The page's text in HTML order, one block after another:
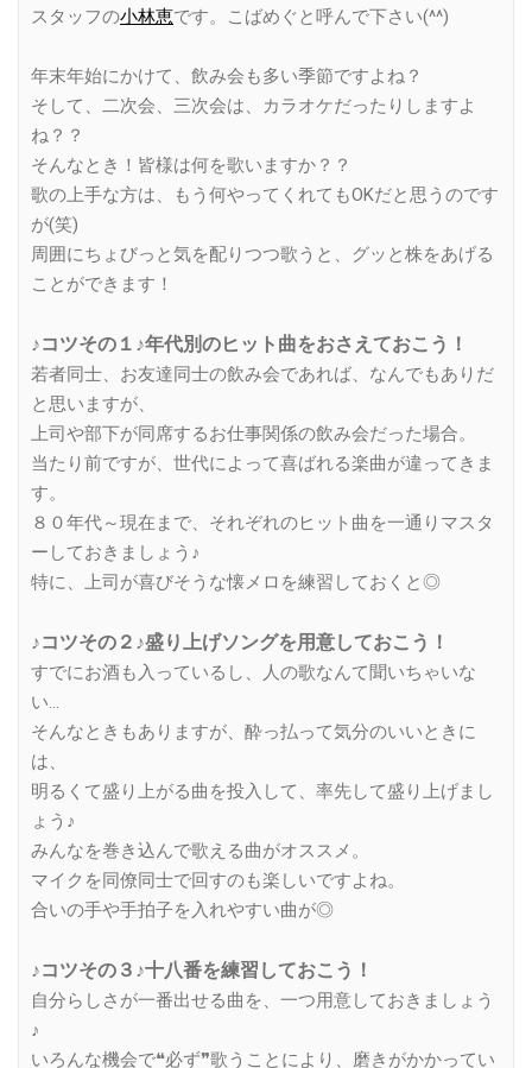
スタッフの小林恵です。こばめぐと呼んで下さい(^^)
年末年始にかけて、飲み会も多い季節ですよね？
そして、二次会、三次会は、カラオケだったりしますよ
ね？？
そんなとき！皆様は何を歌いますか？？
歌の上手な方は、もう何やってくれてもOKだと思うのです
が(笑)
周囲にちょびっと気を配りつつ歌うと、グッと株をあげる
ことができます！
♪コツその１♪年代別のヒット曲をおさえておこう！
若者同士、お友達同士の飲み会であれば、なんでもありだ
と思いますが、
上司や部下が同席するお仕事関係の飲み会だった場合。
当たり前ですが、世代によって喜ばれる楽曲が違ってきま
す。
８０年代～現在まで、それぞれのヒット曲を一通りマスタ
ーしておきましょう♪
特に、上司が喜びそうな懐メロを練習しておくと◎
♪コツその２♪盛り上げソングを用意しておこう！
すでにお酒も入っているし、人の歌なんて聞いちゃいな
い…
そんなときもありますが、酔っ払って気分のいいときに
は、
明るくて盛り上がる曲を投入して、率先して盛り上げまし
ょう♪
みんなを巻き込んで歌える曲がオススメ。
マイクを同僚同士で回すのも楽しいですよね。
合いの手や手拍子を入れやすい曲が◎
♪コツその３♪十八番を練習しておこう！
自分らしさが一番出せる曲を、一つ用意しておきましょう
♪
いろんな機会で❝必ず❞歌うことにより、磨きがかかってい